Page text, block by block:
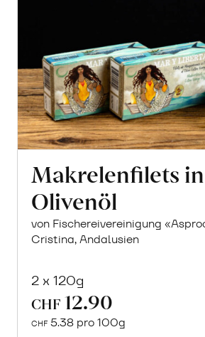
Makrelenfilets in
Olivenöl
von Fischereivereinigung
Cristina, Andalusien
2 x 120g
CHF 12.90
CHF 5.38 pro 100g